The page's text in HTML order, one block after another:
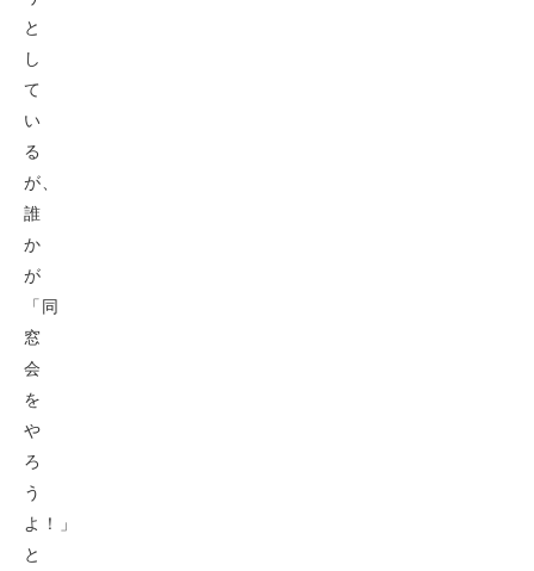
と
し
て
い
る
が、
誰
か
が
「同
窓
会
を
や
ろ
う
よ！」
と